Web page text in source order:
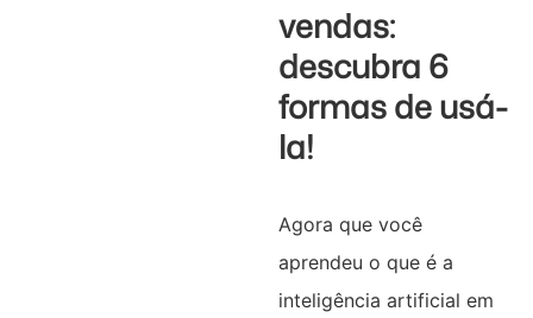
vendas:
descubra 6
formas de usá-
la!
Agora que você
aprendeu o que é a
inteligência artificial em